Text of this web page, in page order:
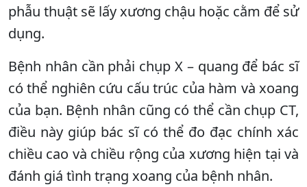
phẫu thuật sẽ lấy xương chậu hoặc cằm để sử
dụng.
Bệnh nhân cần phải chụp X – quang để bác sĩ
có thể nghiên cứu cấu trúc của hàm và xoang
của bạn. Bệnh nhân cũng có thể cần chụp CT,
điều này giúp bác sĩ có thể đo đạc chính xác
chiều cao và chiều rộng của xương hiện tại và
đánh giá tình trạng xoang của bệnh nhân.